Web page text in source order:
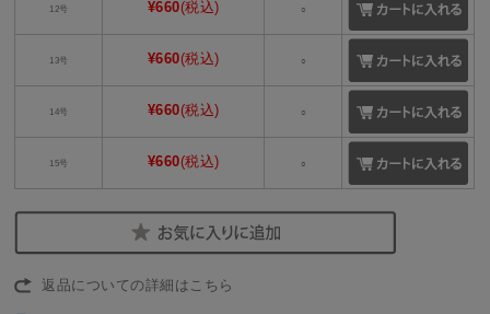
12号 ¥660(税込) ○
13号 ¥660(税込) ○
14号 ¥660(税込) ○
15号 ¥660(税込) ○
返品についての詳細はこちら